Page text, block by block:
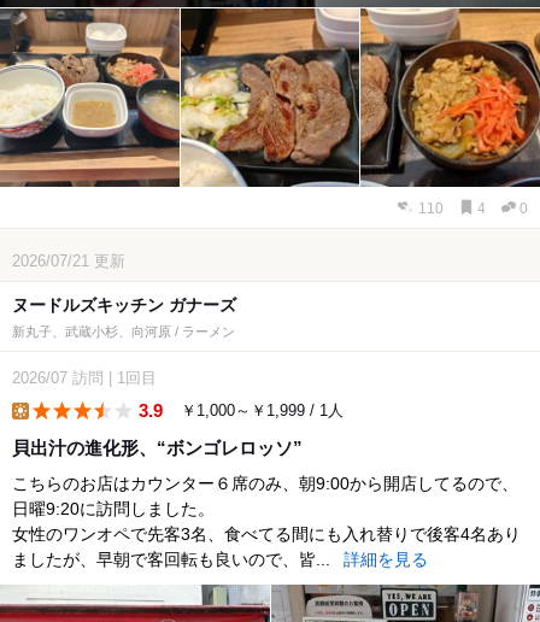
110 4 0
2026/07/21 更新
ヌードルズキッチン ガナーズ
新丸子、武蔵小杉、向河原 / ラーメン
2026/07 訪問 1回目
3.9 ￥1,000～￥1,999 / 1人
貝出汁の進化形、“ボンゴレロッソ”
こちらのお店はカウンター６席のみ、朝9:00から開店してるので、
日曜9:20に訪問しました。
女性のワンオペで先客3名、食べてる間にも入れ替りで後客4名あり
ましたが、早朝で客回転も良いので、皆...
詳細を見る